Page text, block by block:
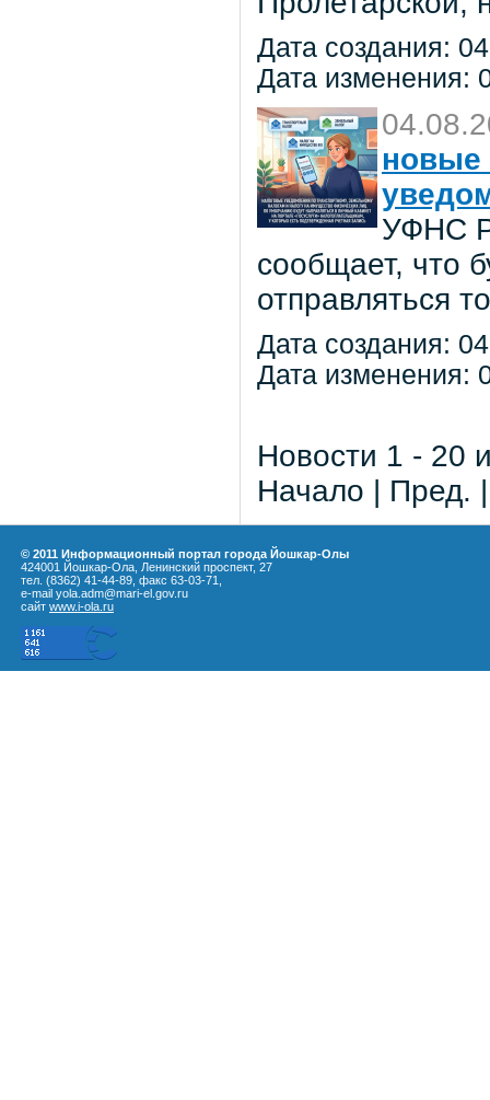
Дата создания:
Дата изменения:
новые
УФНС
сообщает, что
отправляться
Дата создания:
Дата изменения:
Новости 1 - 20
Начало | Пред.
© 2011 Информационный портал города Йошкар-Олы
424001 Йошкар-Ола, Ленинский проспект, 27
тел. (8362) 41-44-89, факс 63-03-71,
e-mail yola.adm@mari-el.gov.ru
сайт www.i-ola.ru